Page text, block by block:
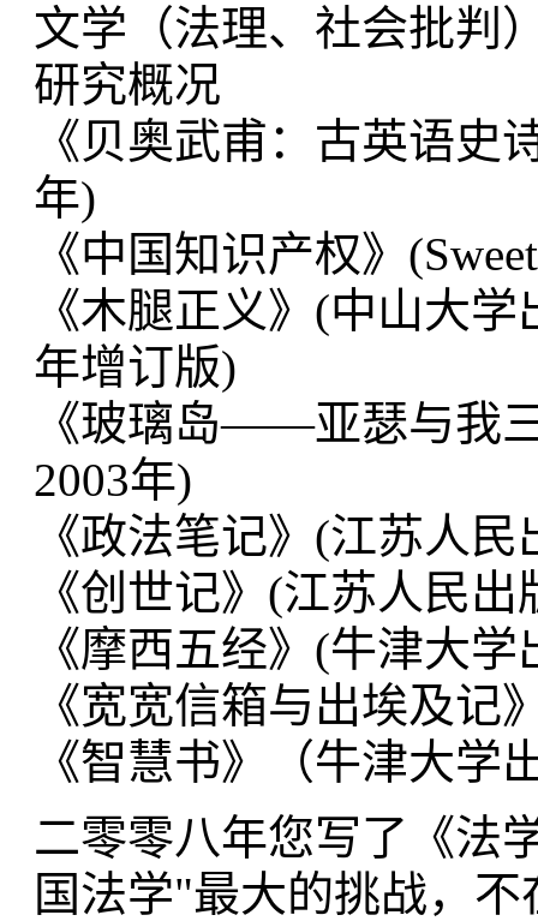
文学（法理、社会批判
研究概况
《贝奥武甫：古英语史
年)
《中国知识产权》
《木腿正义》(中山大
年增订版)
《玻璃岛——亚瑟与我
2003年)
《政法笔记》(江苏人
《创世记》(江苏人民
《摩西五经》(牛津大
《宽宽信箱与出埃及记
《智慧书》（牛津大学
二零零八年您写了《法
国法学"最大的挑战，